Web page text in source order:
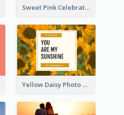
Sweet Pink Celebration Gift Card Template Design
Yellow Daisy Photo Valentines Day Gift Card